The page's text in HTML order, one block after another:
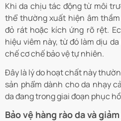
Khi da chịu tác động từ môi
thể thường xuất hiện âm
đỏ rát hoặc kích ứng rõ rệt.
hiệu viêm này, từ đó làm dịu
chế cơ chế bảo vệ tự nhiên.
Đây là lý do hoạt chất này
sản phẩm dành cho da nhạy
da đang trong giai đoạn phục
Bảo vệ hàng rào da và